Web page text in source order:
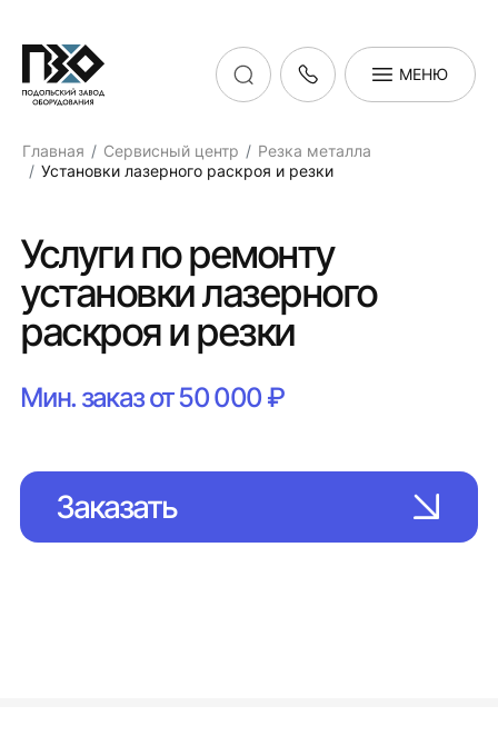
МЕНЮ
Главная Сервисный центр
Резка металла
Установки лазерного раскроя и резки
Услуги по ремонту
установки лазерного
раскроя и резки
Мин. заказ от 50 000 ₽
Заказать